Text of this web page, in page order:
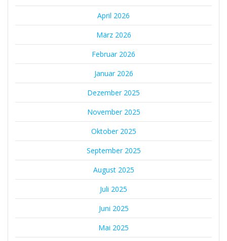
April 2026
März 2026
Februar 2026
Januar 2026
Dezember 2025
November 2025
Oktober 2025
September 2025
August 2025
Juli 2025
Juni 2025
Mai 2025